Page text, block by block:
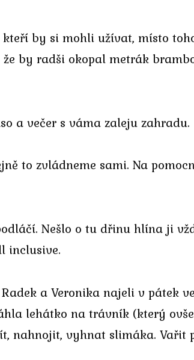
by si mohli užívat, místo
by radši okopal metrák
a večer s váma zaleju zahradu.
to zvládneme sami. Na
Nešlo o tu dřinu hlína ji
inclusive.
a Veronika najeli v pátek
lehátko na trávník (který
nahnojit, vyhnat slimáka. Vařit